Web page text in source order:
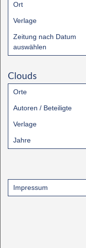
Ort
Verlage
Zeitung nach Datum
auswählen
Clouds
Orte
Autoren / Beteiligte
Verlage
Jahre
Impressum